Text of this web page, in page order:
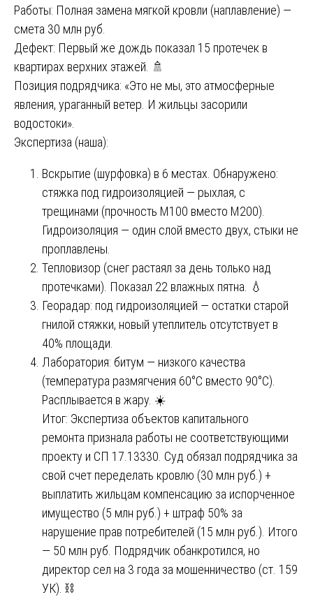
Работы: Полная замена мягкой кровли (наплавление) —
смета 30 млн руб.
Дефект: Первый же дождь показал 15 протечек в
квартирах верхних этажей. 🚿
Позиция подрядчика: «Это не мы, это атмосферные
явления, ураганный ветер. И жильцы засорили
водостоки».
Экспертиза (наша):
Вскрытие (шурфовка) в 6 местах. Обнаружено:
стяжка под гидроизоляцией — рыхлая, с
трещинами (прочность М100 вместо М200).
Гидроизоляция — один слой вместо двух, стыки не
проплавлены.
Тепловизор (снег растаял за день только над
протечками). Показал 22 влажных пятна. 💧
Георадар: под гидроизоляцией — остатки старой
гнилой стяжки, новый утеплитель отсутствует в
40% площади.
Лаборатория: битум — низкого качества
(температура размягчения 60°C вместо 90°C).
Расплывается в жару. ☀️
Итог: Экспертиза объектов капитального
ремонта признала работы не соответствующими
проекту и СП 17.13330. Суд обязал подрядчика за
свой счет переделать кровлю (30 млн руб.) +
выплатить жильцам компенсацию за испорченное
имущество (5 млн руб.) + штраф 50% за
нарушение прав потребителей (15 млн руб.). Итого
— 50 млн руб. Подрядчик обанкротился, но
директор сел на 3 года за мошенничество (ст. 159
УК). ⛓️